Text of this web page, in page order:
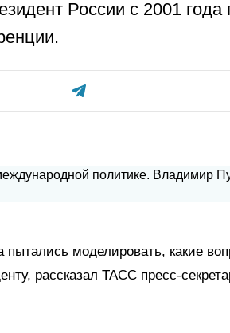
России с 2001 года
моделировать, какие
рассказал ТАСС пресс-